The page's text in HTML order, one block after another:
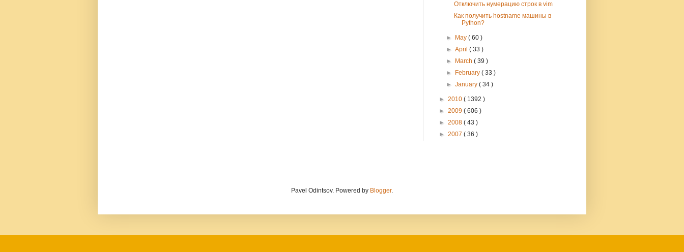
Отключить нумерацию строк в vim
Как получить hostname машины в
Python?
► May( 60 )
►April( 33 )
►
March( 39 )
►
February( 33 )
►January( 34 )
► 2010 ( 1392 )
► 2009 ( 606 )
► 2008 ( 43 )
► 2007 ( 36 )
Pavel Odintsov. Powered by Blogger.